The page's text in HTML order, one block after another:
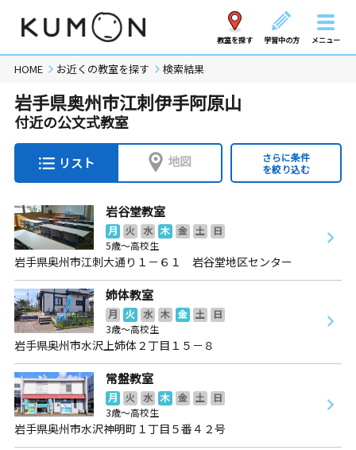
教室を探す 学習中の方 メニュー
HOME お近くの教室を探す 検索結果
岩手県奥州市江刺伊手阿原山
付近の公文式教室
リスト 地図
さらに条件
を絞り込む
岩谷堂教室
月 火 水 木 金 土
日
5歳～高校生
岩手県奥州市江刺大通り１－６１ 岩谷堂地区センター
姉体教室
月 火 水 木 金 土
日
3歳～高校生
岩手県奥州市水沢上姉体２丁目１５－８
常盤教室
月 火 水 木 金 土
日
3歳～高校生
岩手県奥州市水沢神明町１丁目５番４２号